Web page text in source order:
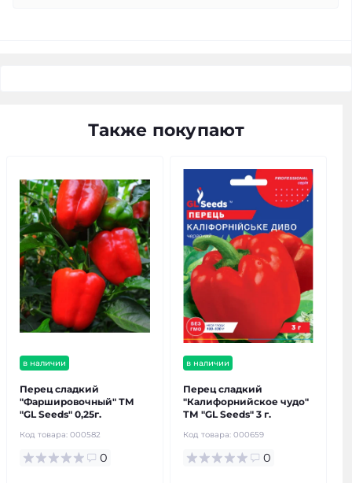
Также покупают
в наличии
Перец сладкий
"Фаршировочный" ТМ
"GL Seeds" 0,25г.
Код товара: 000582
0
в наличии
Перец сладкий
"Калифорнийское чудо"
ТМ "GL Seeds" 3 г.
Код товара: 000659
0